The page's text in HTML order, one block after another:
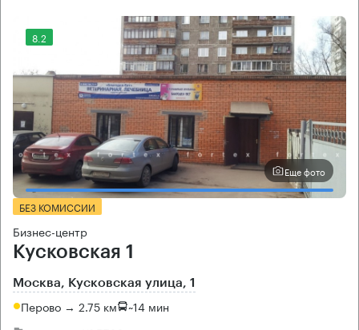
8.2
Еще фото
БЕЗ КОМИССИИ
Бизнес-центр
Кусковская 1
Москва, Кусковская улица, 1
Перово → 2.75 км ~14 мин